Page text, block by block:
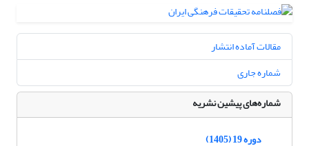
مقالات آماده انتشار
شماره جاری
شماره‌های پیشین نشریه
دوره 19 (1405)